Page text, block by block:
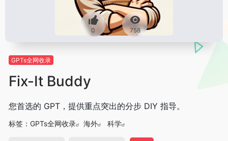
0 758
GPTs全网收录
Fix-It Buddy
您首选的 GPT，提供重点突出的分步 DIY 指导。
标签： GPTs全网收录 海外 科学